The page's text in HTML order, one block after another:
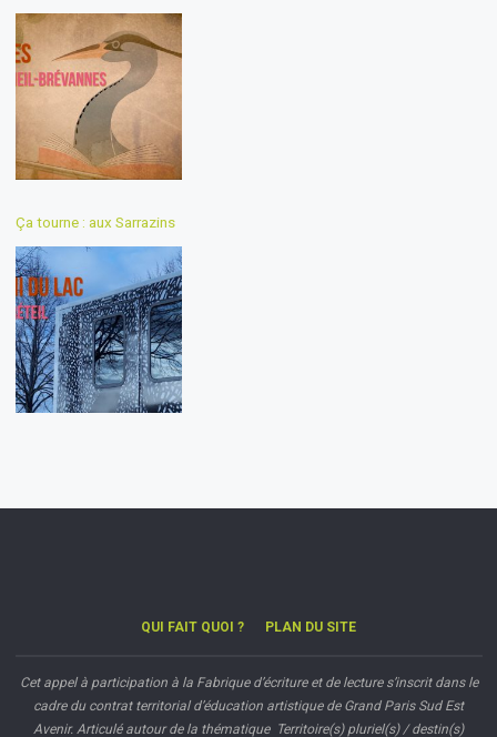
Ça tourne : aux Sarrazins
QUI FAIT QUOI ? PLAN DU SITE
Cet appel à participation à la Fabrique d’écriture et de lecture s’inscrit dans le
cadre du contrat territorial d’éducation artistique de Grand Paris Sud Est
Avenir. Articulé autour de la thématique Territoire(s) pluriel(s) / destin(s)